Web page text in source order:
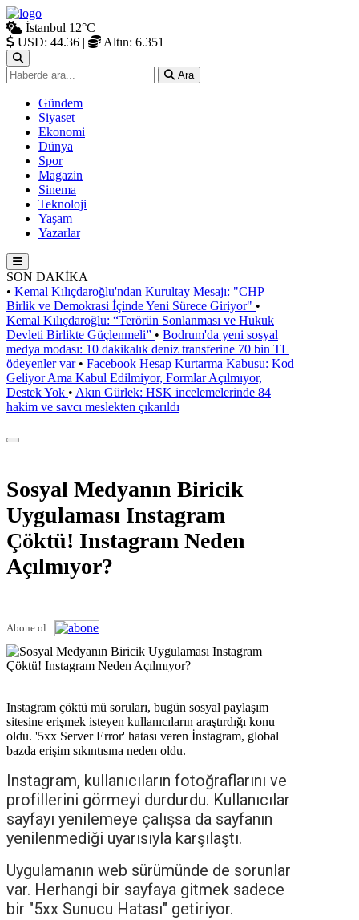
İstanbul 12°C
USD: 44.36 | Altın: 6.351
Ara
Gündem
Siyaset
Ekonomi
Dünya
Spor
Magazin
Sinema
Teknoloji
Yaşam
Yazarlar
SON DAKİKA
• Kemal Kılıçdaroğlu'ndan Kurultay Mesajı: "CHP
Birlik ve Demokrasi İçinde Yeni Sürece Giriyor" •
Kemal Kılıçdaroğlu: “Terörün Sonlanması ve Hukuk
Devleti Birlikte Güçlenmeli” • Bodrum'da yeni sosyal
medya modası: 10 dakikalık deniz transferine 70 bin TL
ödeyenler var • Facebook Hesap Kurtarma Kabusu: Kod
Geliyor Ama Kabul Edilmiyor, Formlar Açılmıyor,
Destek Yok • Akın Gürlek: HSK incelemelerinde 84
hakim ve savcı meslekten çıkarıldı
Sosyal Medyanın Biricik
Uygulaması Instagram
Çöktü! Instagram Neden
Açılmıyor?
Abone ol
Instagram çöktü mü soruları, bugün sosyal paylaşım
sitesine erişmek isteyen kullanıcıların araştırdığı konu
oldu. '5xx Server Error' hatası veren İnstagram, global
bazda erişim sıkıntısına neden oldu.
Instagram, kullanıcıların fotoğraflarını ve
profillerini görmeyi durdurdu. Kullanıcılar
sayfayı yenilemeye çalışsa da sayfanın
yenilenmediği uyarısıyla karşılaştı.
Uygulamanın web sürümünde de sorunlar
var. Herhangi bir sayfaya gitmek sadece
bir "5xx Sunucu Hatası" getiriyor.